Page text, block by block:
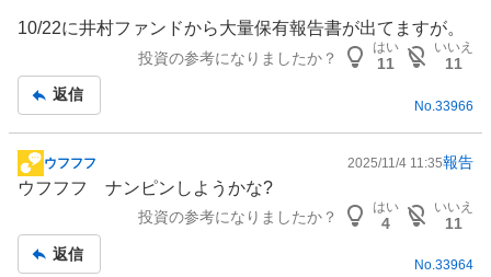
事
10/22に井村ファンドから大量保有報告書が出てますが。
投資の参考になりましたか？
はい
11
いいえ
11
返信
No. 33966
掲
示
事
ウフフフ 2025/11/4 11:35報告
ウフフフ ナンピンしようかな?
投資の参考になりましたか？
はい
4
いいえ
11
返信
No.33964